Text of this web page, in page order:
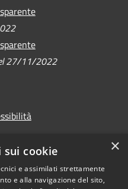
27/11/2022
Copyright © 2026 •
×
cookie
e assimilati strettamente
e alla navigazione del sito,